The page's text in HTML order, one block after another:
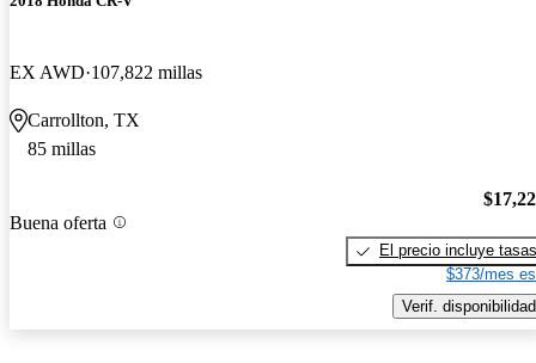
EX AWD 107,822 millas
Carrollton, TX
85 millas
Buena oferta
El precio incluye tasas
$373/mes
Verif. disponibilidad